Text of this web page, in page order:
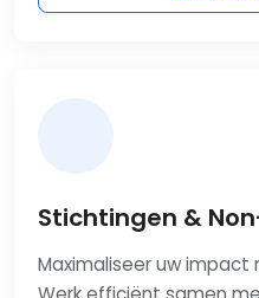
Stichtingen &
Maximaliseer uw